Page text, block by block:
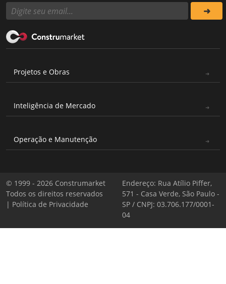
Projetos e Obras
Inteligência de Mercado
Operação e Manutenção
© 1999 - 2026 Construmarket
Todos os direitos reservados
| Política de Privacidade
Endereço: Rua Atílio Piffer,
571 - Casa Verde, São Paulo -
SP / CNPJ: 03.706.177/0001-
04